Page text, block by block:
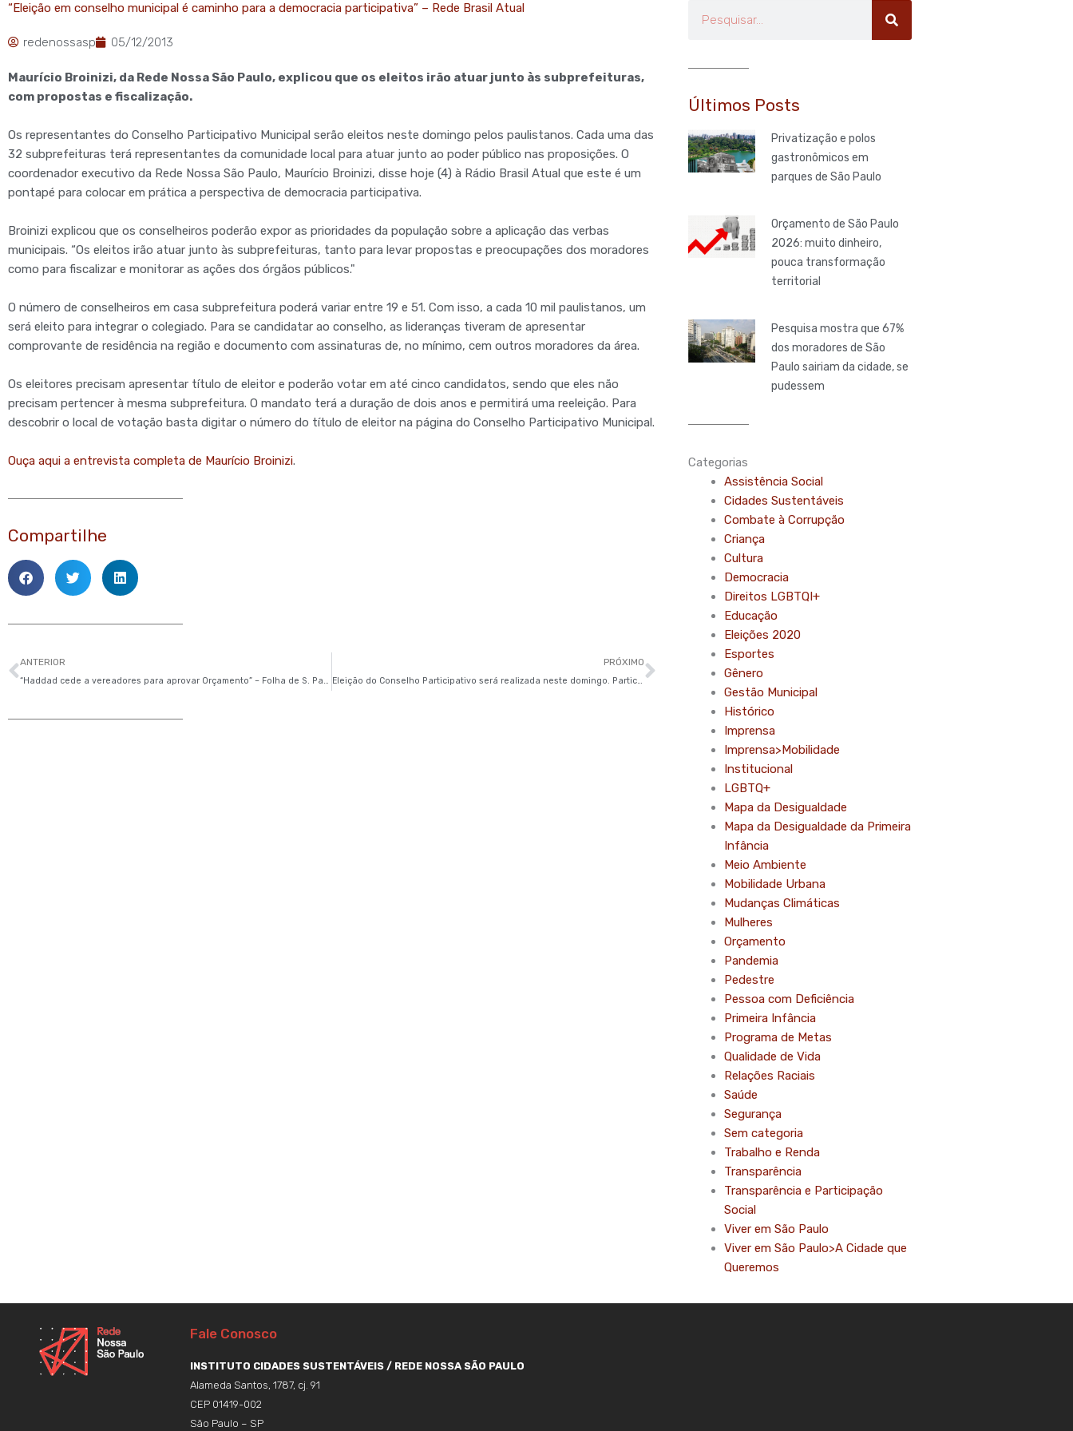
“Eleição em conselho municipal é caminho para a democracia participativa” – Rede Brasil Atual
redenossasp 05/12/2013
Maurício Broinizi, da Rede Nossa São Paulo, explicou que os eleitos irão atuar junto às subprefeituras,
com propostas e fiscalização.
Os representantes do Conselho Participativo Municipal serão eleitos neste domingo pelos paulistanos. Cada uma das
32 subprefeituras terá representantes da comunidade local para atuar junto ao poder público nas proposições. O
coordenador executivo da Rede Nossa São Paulo, Maurício Broinizi, disse hoje (4) à Rádio Brasil Atual que este é um
pontapé para colocar em prática a perspectiva de democracia participativa.
Broinizi explicou que os conselheiros poderão expor as prioridades da população sobre a aplicação das verbas
municipais. “Os eleitos irão atuar junto às subprefeituras, tanto para levar propostas e preocupações dos moradores
como para fiscalizar e monitorar as ações dos órgãos públicos."
O número de conselheiros em casa subprefeitura poderá variar entre 19 e 51. Com isso, a cada 10 mil paulistanos, um
será eleito para integrar o colegiado. Para se candidatar ao conselho, as lideranças tiveram de apresentar
comprovante de residência na região e documento com assinaturas de, no mínimo, cem outros moradores da área.
Os eleitores precisam apresentar título de eleitor e poderão votar em até cinco candidatos, sendo que eles não
precisam pertencer à mesma subprefeitura. O mandato terá a duração de dois anos e permitirá uma reeleição. Para
descobrir o local de votação basta digitar o número do título de eleitor na página do Conselho Participativo Municipal.
Ouça aqui a entrevista completa de Maurício Broinizi.
Compartilhe
Anterior
ANTERIOR
“Haddad cede a vereadores para aprovar Orçamento” – Folha de S. Paulo
PRÓXIMO
Eleição do Conselho Participativo será realizada neste domingo. Participe da votação!
Próximo
Últimos Posts
Privatização e polos
gastronômicos em
parques de São Paulo
Orçamento de São Paulo
2026: muito dinheiro,
pouca transformação
territorial
Pesquisa mostra que 67%
dos moradores de São
Paulo sairiam da cidade, se
pudessem
Categorias
Assistência Social
Cidades Sustentáveis
Combate à Corrupção
Criança
Cultura
Democracia
Direitos LGBTQI+
Educação
Eleições 2020
Esportes
Gênero
Gestão Municipal
Histórico
Imprensa
Imprensa>Mobilidade
Institucional
LGBTQ+
Mapa da Desigualdade
Mapa da Desigualdade da Primeira
Infância
Meio Ambiente
Mobilidade Urbana
Mudanças Climáticas
Mulheres
Orçamento
Pandemia
Pedestre
Pessoa com Deficiência
Primeira Infância
Programa de Metas
Qualidade de Vida
Relações Raciais
Saúde
Segurança
Sem categoria
Trabalho e Renda
Transparência
Transparência e Participação
Social
Viver em São Paulo
Viver em São Paulo>A Cidade que
Queremos
Fale Conosco
INSTITUTO CIDADES SUSTENTÁVEIS / REDE NOSSA SÃO PAULO
Alameda Santos, 1787, cj. 91
CEP 01419-002
São Paulo – SP